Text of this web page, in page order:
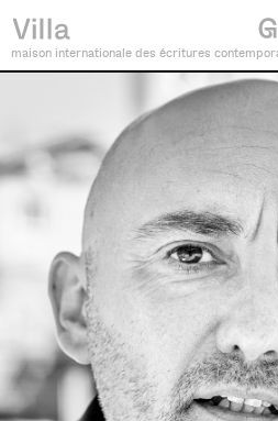
maison internationale des écritures